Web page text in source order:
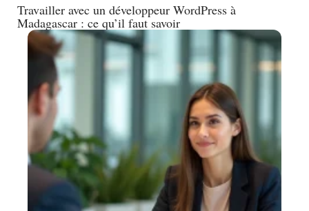
Travailler avec un développeur WordPress à
Madagascar : ce qu’il faut savoir